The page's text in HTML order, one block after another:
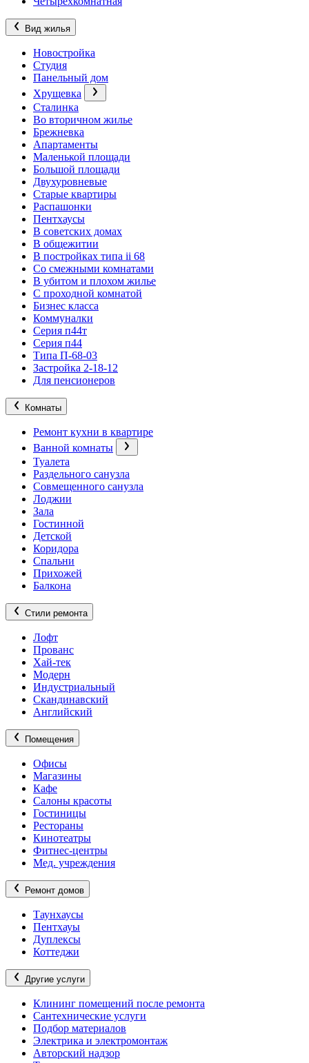
Вид жилья
Новостройка
Студия
Панельный дом
Хрущевка
Сталинка
Во вторичном жилье
Брежневка
Апартаменты
Маленькой площади
Большой площади
Двухуровневые
Старые квартиры
Распашонки
Пентхаусы
В советских домах
В общежитии
В постройках типа ii 68
Со смежными комнатами
В убитом и плохом жилье
С проходной комнатой
Бизнес класса
Коммуналки
Серия п44т
Серия п44
Типа П-68-03
Застройка 2-18-12
Для пенсионеров
Комнаты
Ремонт кухни в квартире
Ванной комнаты
Туалета
Раздельного санузла
Совмещенного санузла
Лоджии
Зала
Гостинной
Детской
Коридора
Спальни
Прихожей
Балкона
Стили ремонта
Лофт
Прованс
Хай-тек
Модерн
Индустриальный
Скандинавский
Английский
Помещения
Офисы
Магазины
Кафе
Салоны красоты
Гостиницы
Рестораны
Кинотеатры
Фитнес-центры
Мед. учреждения
Ремонт домов
Таунхаусы
Пентхауы
Дуплексы
Коттеджи
Другие услуги
Клининг помещений после ремонта
Сантехнические услуги
Подбор материалов
Электрика и электромонтаж
Авторский надзор